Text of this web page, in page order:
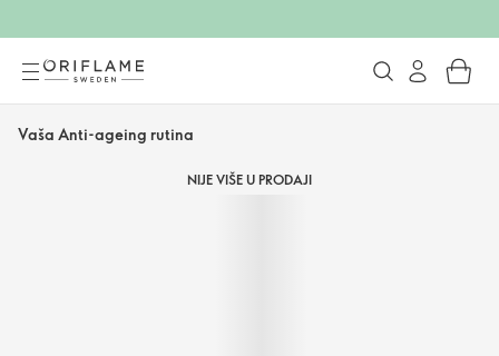
Vaša Anti-ageing rutina
NIJE VIŠE U PRODAJI